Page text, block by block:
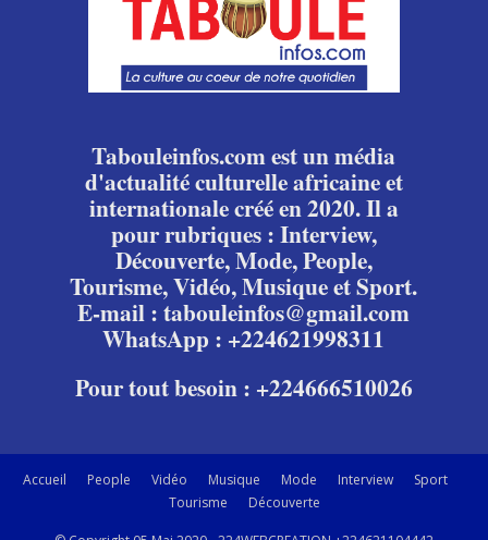
Tabouleinfos.com est un média
d'actualité culturelle africaine et
internationale créé en 2020. Il a
pour rubriques : Interview,
Découverte, Mode, People,
Tourisme, Vidéo, Musique et Sport.
E-mail : tabouleinfos@gmail.com
WhatsApp : +224621998311
Pour tout besoin : +224666510026
Accueil People Vidéo Musique Mode Interview
Sport
Tourisme
Découverte